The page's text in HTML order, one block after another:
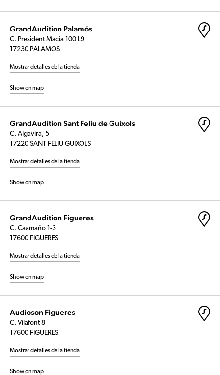
GrandAudition Palamós
C. President Macia 100 L9
17230 PALAMOS
Mostrar detalles de la tienda
Show on map
GrandAudition Sant Feliu de Guixols
C. Algavira, 5
17220 SANT FELIU GUIXOLS
Mostrar detalles de la tienda
Show on map
GrandAudition Figueres
C. Caamaño 1-3
17600 FIGUERES
Mostrar detalles de la tienda
Show on map
Audioson Figueres
C. Vilafont 8
17600 FIGUERES
Mostrar detalles de la tienda
Show on map